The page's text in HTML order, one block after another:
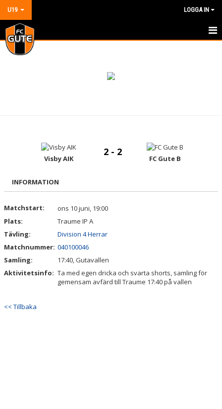
U19 LOGGA IN
HEM
DOKUMENT
Visby AIK
2 - 2
FC Gute B
INFORMATION
Matchstart:
ons 10 juni, 19:00
Plats:
Traume IP A
Tävling:
Division 4 Herrar
Matchnummer: 040100046
Samling:
17:40, Gutavallen
Aktivitetsinfo: Ta med egen dricka och svarta shorts, samling för
gemensam avfärd till Traume 17:40 på vallen
<< Tillbaka